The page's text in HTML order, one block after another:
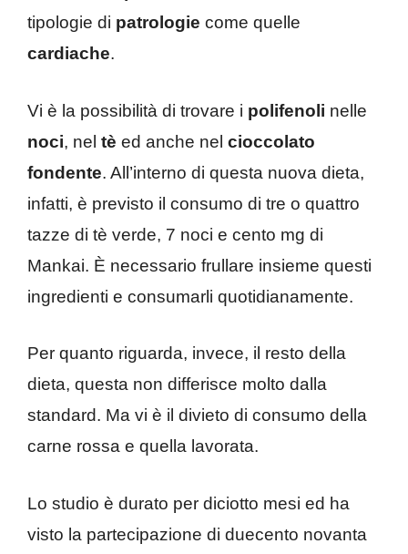
tipologie di patrologie come quelle
cardiache.
Vi è la possibilità di trovare i polifenoli nelle
noci, nel tè ed anche nel cioccolato
fondente. All’interno di questa nuova dieta,
infatti, è previsto il consumo di tre o quattro
tazze di tè verde, 7 noci e cento mg di
Mankai. È necessario frullare insieme questi
ingredienti e consumarli quotidianamente.
Per quanto riguarda, invece, il resto della
dieta, questa non differisce molto dalla
standard. Ma vi è il divieto di consumo della
carne rossa e quella lavorata.
Lo studio è durato per diciotto mesi ed ha
visto la partecipazione di duecento novanta